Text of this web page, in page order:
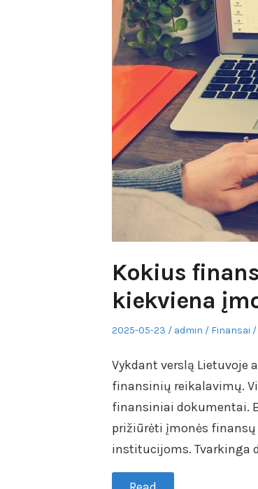
Kokius
kiekviena
Posted
2025-05-23 Author
admin
Posted
Finansai
Vykdant verslą Lietuvoje
finansinių reikalavimų.
finansiniai dokumentai.
prižiūrėti įmonės
institucijoms. Tvarkinga